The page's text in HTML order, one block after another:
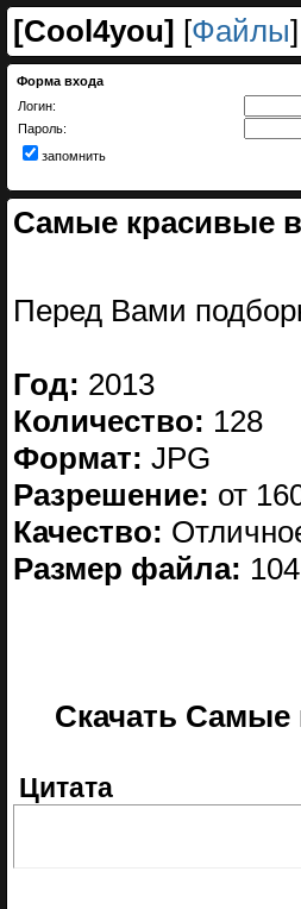
[Cool4you] [Файлы
Форма входа
Логин:
Пароль:
запомнить
Самые красивые
Перед Вами
Год: 2013
Количество: 128
Формат: JPG
Разрешение: от
Качество:
Размер файла:
Скачать Самые
Цитата